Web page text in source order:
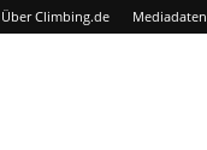
Über Climbing.de Mediadaten